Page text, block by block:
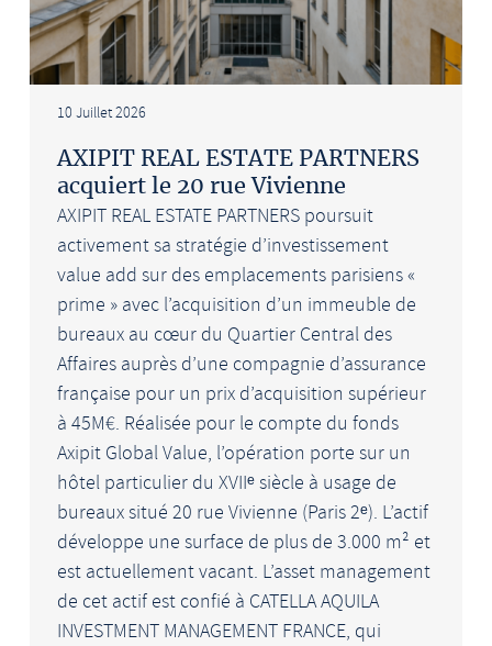
10 Juillet 2026
AXIPIT REAL ESTATE PARTNERS
acquiert le 20 rue Vivienne
AXIPIT REAL ESTATE PARTNERS poursuit
activement sa stratégie d’investissement
value add sur des emplacements parisiens «
prime » avec l’acquisition d’un immeuble de
bureaux au cœur du Quartier Central des
Affaires auprès d’une compagnie d’assurance
française pour un prix d’acquisition supérieur
à 45M€. Réalisée pour le compte du fonds
Axipit Global Value, l’opération porte sur un
hôtel particulier du XVIIᵉ siècle à usage de
bureaux situé 20 rue Vivienne (Paris 2ᵉ). L’actif
développe une surface de plus de 3.000 m² et
est actuellement vacant. L’asset management
de cet actif est confié à CATELLA AQUILA
INVESTMENT MANAGEMENT FRANCE, qui